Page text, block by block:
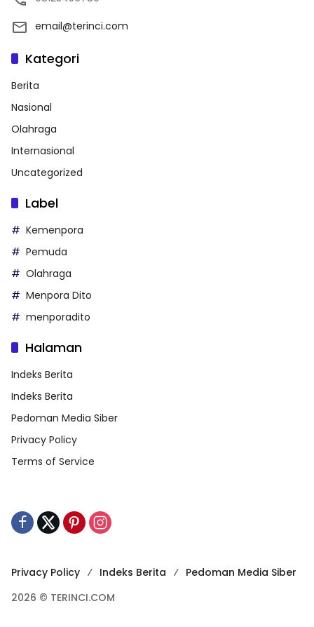
email@terinci.com
Kategori
Berita
Nasional
Olahraga
Internasional
Uncategorized
Label
Kemenpora
Pemuda
Olahraga
Menpora Dito
menporadito
Halaman
Indeks Berita
Indeks Berita
Pedoman Media Siber
Privacy Policy
Terms of Service
Privacy Policy Indeks Berita
Pedoman Media Siber
2026 © TERINCI.COM